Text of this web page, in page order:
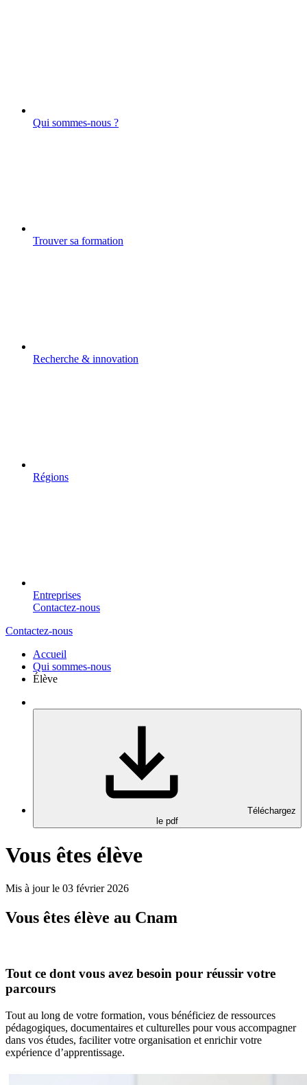
Qui sommes-nous ?
Trouver sa formation
Recherche & innovation
Régions
Entreprises
Contactez-nous
Contactez-nous
Accueil
Qui sommes-nous
Élève
Téléchargez
le pdf
Vous êtes élève
Mis à jour le 03 février 2026
Vous êtes élève au Cnam
Tout ce dont vous avez besoin pour réussir votre
parcours
Tout au long de votre formation, vous bénéficiez de ressources
pédagogiques, documentaires et culturelles pour vous accompagner
dans vos études, faciliter votre organisation et enrichir votre
expérience d’apprentissage.